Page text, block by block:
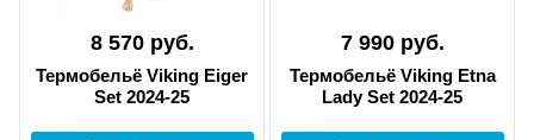
8 570 руб.
Термобельё Viking Eiger
Set 2024-25
7 990 руб.
Термобельё Viking Etna
Lady Set 2024-25